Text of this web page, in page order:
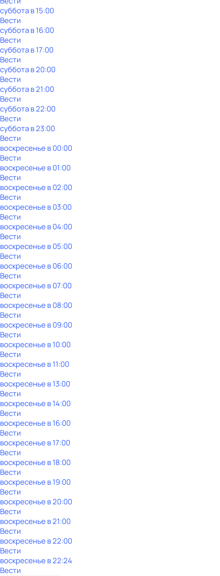
субботав15:00
Вести
субботав16:00
Вести
субботав17:00
Вести
субботав20:00
Вести
субботав21:00
Вести
субботав22:00
Вести
субботав23:00
Вести
воскресенье в00:00
Вести
воскресенье в01:00
Вести
воскресенье в02:00
Вести
воскресенье в03:00
Вести
воскресенье в04:00
Вести
воскресенье в05:00
Вести
воскресенье в06:00
Вести
воскресенье в07:00
Вести
воскресенье в08:00
Вести
воскресенье в09:00
Вести
воскресенье в10:00
Вести
воскресенье в11:00
Вести
воскресенье в13:00
Вести
воскресенье в14:00
Вести
воскресенье в16:00
Вести
воскресенье в17:00
Вести
воскресенье в18:00
Вести
воскресенье в19:00
Вести
воскресенье в20:00
Вести
воскресенье в21:00
Вести
воскресенье в22:00
Вести
воскресенье в22:24
Вести